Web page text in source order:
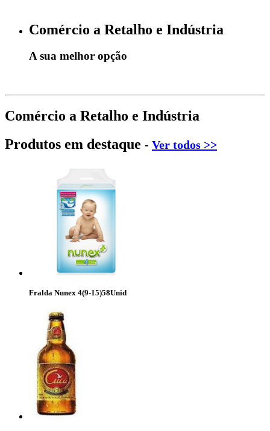
Comércio a Retalho e Indústria
A sua melhor opção
Comércio a Retalho e Indústria
Produtos em destaque - Ver todos >>
Fralda Nunex 4(9-15)58Unid